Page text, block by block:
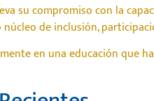
su compromiso con la
núcleo de inclusión,
en una educación que